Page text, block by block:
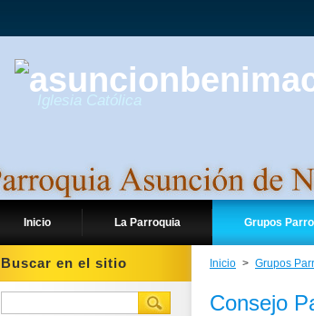
Iglesia Católica
Inicio La Parroquia Grupos
Inicio > Grupos
Consejo
Buscar en el sitio